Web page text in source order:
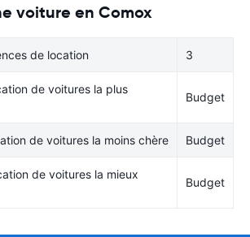
voiture en Comox
de location 3
de voitures la plus
Budget
de voitures la moins chère Budget
de voitures la mieux
Budget